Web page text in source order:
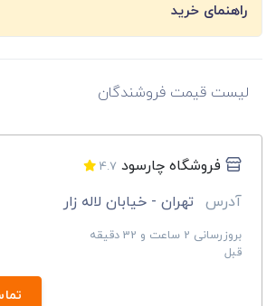
راهنمای خرید
لیست قیمت فروشندگان
فروشگاه چارسود 4.7
آدرس تهران - خیابان لاله زار
بروزرسانی 2 ساعت و 32 دقیقه
قبل